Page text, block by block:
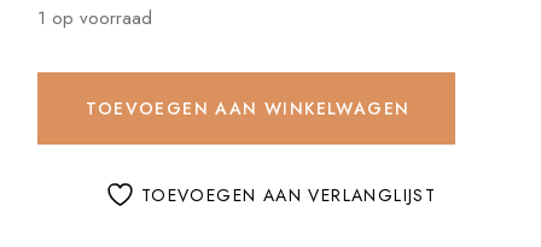
1 op voorraad
TOEVOEGEN AAN WINKELWAGEN
TOEVOEGEN AAN VERLANGLIJST